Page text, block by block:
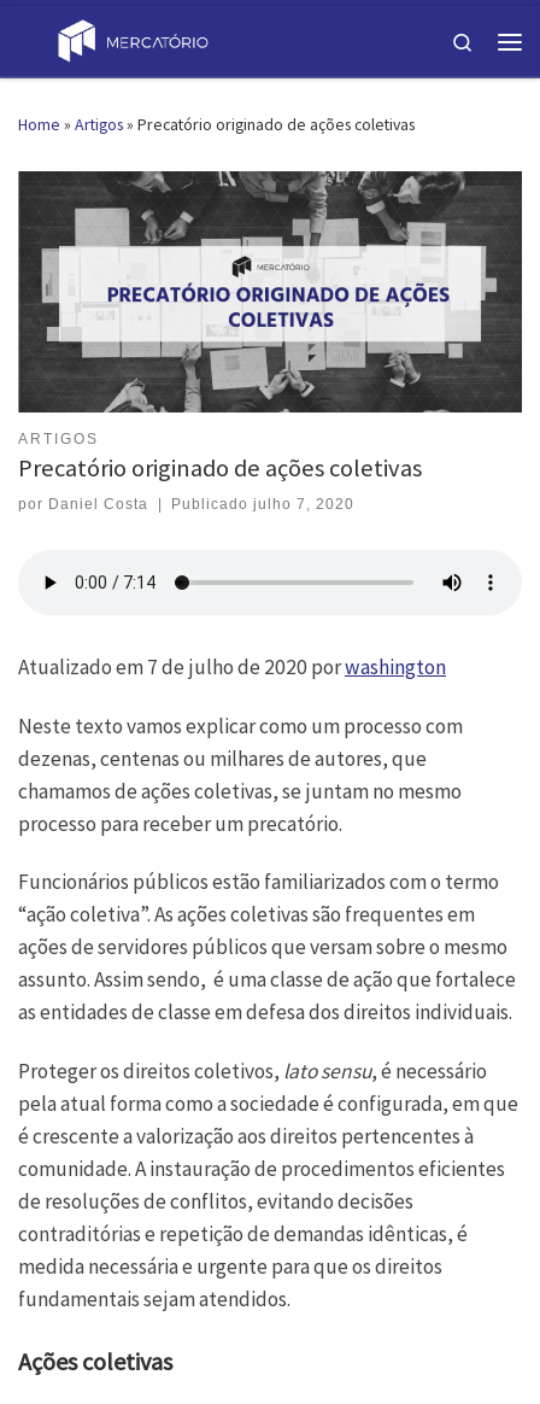
Skip to content
Search
Home » Artigos» Precatório originado de ações coletivas
ARTIGOS
Precatório originado de ações coletivas
por Daniel Costa Publicadojulho 7, 2020
Atualizado em 7 de julho de 2020 porwashington
Neste texto vamos explicar como um processo com
dezenas, centenas ou milhares de autores, que
chamamos de ações coletivas, se juntam no mesmo
processo para receber um precatório.
Funcionários públicos estão familiarizados com o termo
“ação coletiva”. As ações coletivas são frequentes em
ações de servidores públicos que versam sobre o mesmo
assunto. Assim sendo, é uma classe de ação que fortalece
as entidades de classe em defesa dos direitos individuais.
Proteger os direitos coletivos, lato sensu, é necessário
pela atual forma como a sociedade é configurada, em que
é crescente a valorização aos direitos pertencentes à
comunidade. A instauração de procedimentos eficientes
de resoluções de conflitos, evitando decisões
contraditórias e repetição de demandas idênticas, é
medida necessária e urgente para que os direitos
fundamentais sejam atendidos.
Ações coletivas